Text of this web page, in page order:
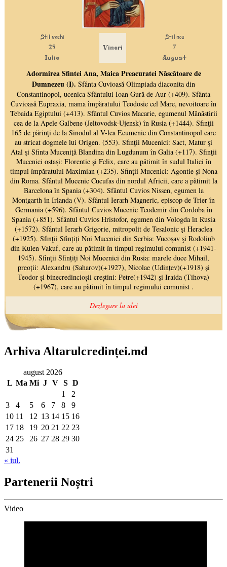
Arhiva Altarulcredinței.md
august 2026
L Ma Mi J V S D
1
2
3
4 5 6 7 8
9
10 11 12 13 14 15 16
17 18 19 20 21 22 23
24 25 26 27 28 29 30
31
« iul.
Partenerii Noștri
Video